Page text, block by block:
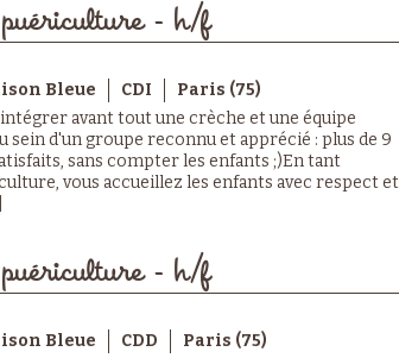
- h/f
Bleue CDI
Paris (75)
avant tout une crèche et une équipe
sein d'un groupe reconnu et apprécié : plus de 9
sans compter les enfants ;)En tant
vous accueillez les enfants avec respect et
- h/f
Bleue CDD
Paris (75)